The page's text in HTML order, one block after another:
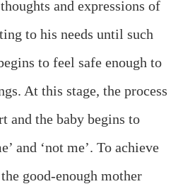
and expressions of
to his needs until such
to feel safe enough to
At this stage, the process
and the baby begins to
and ‘not me’. To achieve
good-enough mother